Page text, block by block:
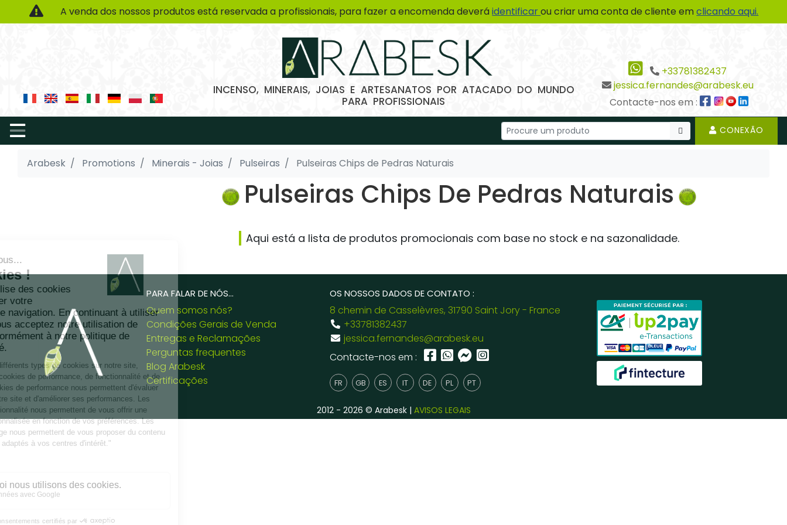
A venda dos nossos produtos está reservada a profissionais, para fazer a encomenda deveráidentificarou criar uma conta de cliente emclicando aqui.
INCENSO, MINERAIS, JOIAS E ARTESANATOS POR ATACADO DO MUNDO
PARA PROFISSIONAIS
+33781382437
jessica.fernandes@arabesk.eu
Contacte-nos em :
CONEXÃO
Arabesk Promotions Minerais - Joias Pulseiras Pulseiras Chips de Pedras Naturais
Pulseiras Chips De Pedras Naturais
Aqui está a lista de produtos promocionais com base no stock e na sazonalidade.
PARA FALAR DE NÓS...
Quem somos nós?
Condições Gerais de Venda
Entregas e Reclamações
Perguntas frequentes
Blog Arabesk
Certificações
OS NOSSOS DADOS DE CONTATO :
8 chemin de Casselèvres, 31790 Saint Jory - France
+33781382437
jessica.fernandes@arabesk.eu
Contacte-nos em :
FR GB ES IT DE PL PT
2012 - 2026 © Arabesk | AVISOS LEGAIS